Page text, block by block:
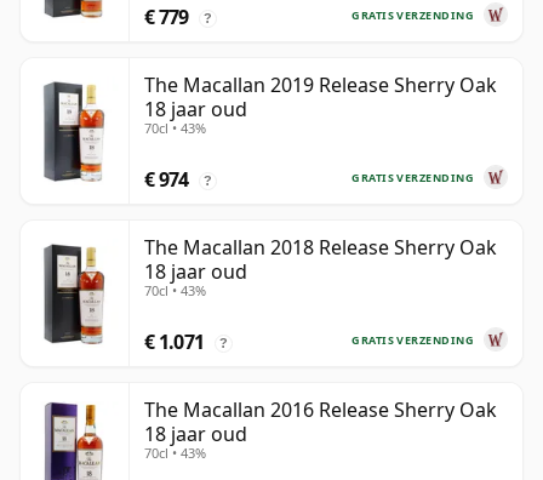
GRATIS VERZENDING
€ 779 ?
The Macallan 2019 Release Sherry Oak
18 jaar oud
70cl • 43%
GRATIS VERZENDING
€ 974 ?
The Macallan 2018 Release Sherry Oak
18 jaar oud
70cl • 43%
GRATIS VERZENDING
€ 1.071 ?
The Macallan 2016 Release Sherry Oak
18 jaar oud
70cl • 43%